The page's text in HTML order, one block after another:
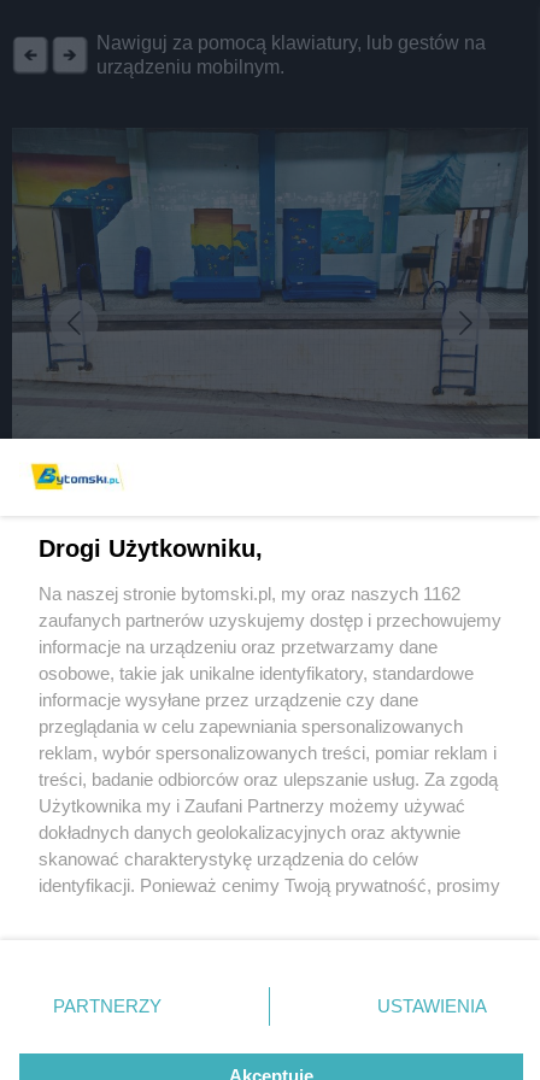
Nawiguj za pomocą klawiatury, lub gestów na
urządzeniu mobilnym.
3 / 6
Byt basen zso3
Wydawca mediów lokalnych
Nie zapomnij
zapoznać się z:
polityką prywatności regulamin korzystania z portali
Twojemiasto
Piekary Śląskie
Chorzów
Tarnowskie Góry
Gliwice
Skontakuj sięz nami
Kontakt
Wydawca
Pogoda
Drogi Użytkowniku,
Na naszej stronie bytomski.pl, my oraz naszych 1162
zaufanych partnerów uzyskujemy dostęp i przechowujemy
informacje na urządzeniu oraz przetwarzamy dane
osobowe, takie jak unikalne identyfikatory, standardowe
informacje wysyłane przez urządzenie czy dane
przeglądania w celu zapewniania spersonalizowanych
reklam, wybór spersonalizowanych treści, pomiar reklam i
treści, badanie odbiorców oraz ulepszanie usług. Za zgodą
Użytkownika my i Zaufani Partnerzy możemy używać
dokładnych danych geolokalizacyjnych oraz aktywnie
skanować charakterystykę urządzenia do celów
identyfikacji. Ponieważ cenimy Twoją prywatność, prosimy
prywatności znajdujący się w lewym dolnym rogu strony
. Niektóre rodzaje przetwarzania danych nie wymagają
zgody użytkownika, ale masz prawo sprzeciwić się
takiemu przetwarzaniu. Preferencje będą miały
PARTNERZY USTAWIENIA
Akceptuję